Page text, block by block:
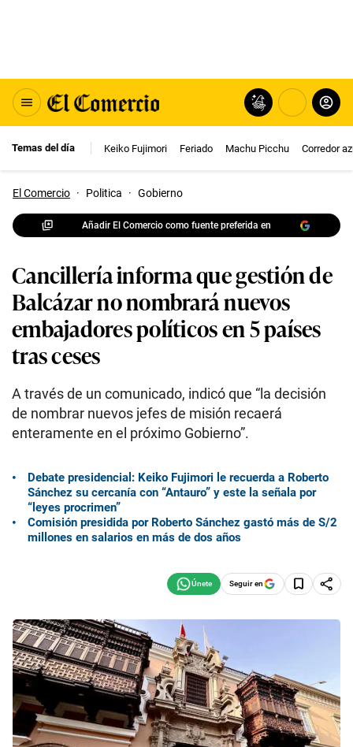
Temas del día Keiko Fujimori Feriado Machu Picchu Corredor
El Comercio · Politica · Gobierno
Añadir El Comercio como fuente preferida en
Cancillería informa que gestión de
Balcázar no nombrará nuevos
embajadores políticos en 5 países
tras ceses
A través de un comunicado, indicó que “la decisión
de nombrar nuevos jefes de misión recaerá
enteramente en el próximo Gobierno”.
Debate presidencial: Keiko Fujimori le recuerda a Roberto
Sánchez su cercanía con “Antauro” y este la señala por
“leyes procrimen”
Comisión presidida por Roberto Sánchez gastó más de S/2
millones en salarios en más de dos años
Seguir en